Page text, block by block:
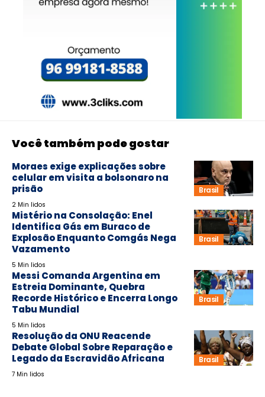
Você também pode gostar
Brasil
Moraes exige explicações sobre
celular em visita a bolsonaro na
prisão
2 Min lidos
Brasil
Mistério na Consolação: Enel
Identifica Gás em Buraco de
Explosão Enquanto Comgás Nega
Vazamento
5 Min lidos
Brasil
Messi Comanda Argentina em
Estreia Dominante, Quebra
Recorde Histórico e Encerra Longo
Tabu Mundial
5 Min lidos
Brasil
Resolução da ONU Reacende
Debate Global Sobre Reparação e
Legado da Escravidão Africana
7 Min lidos